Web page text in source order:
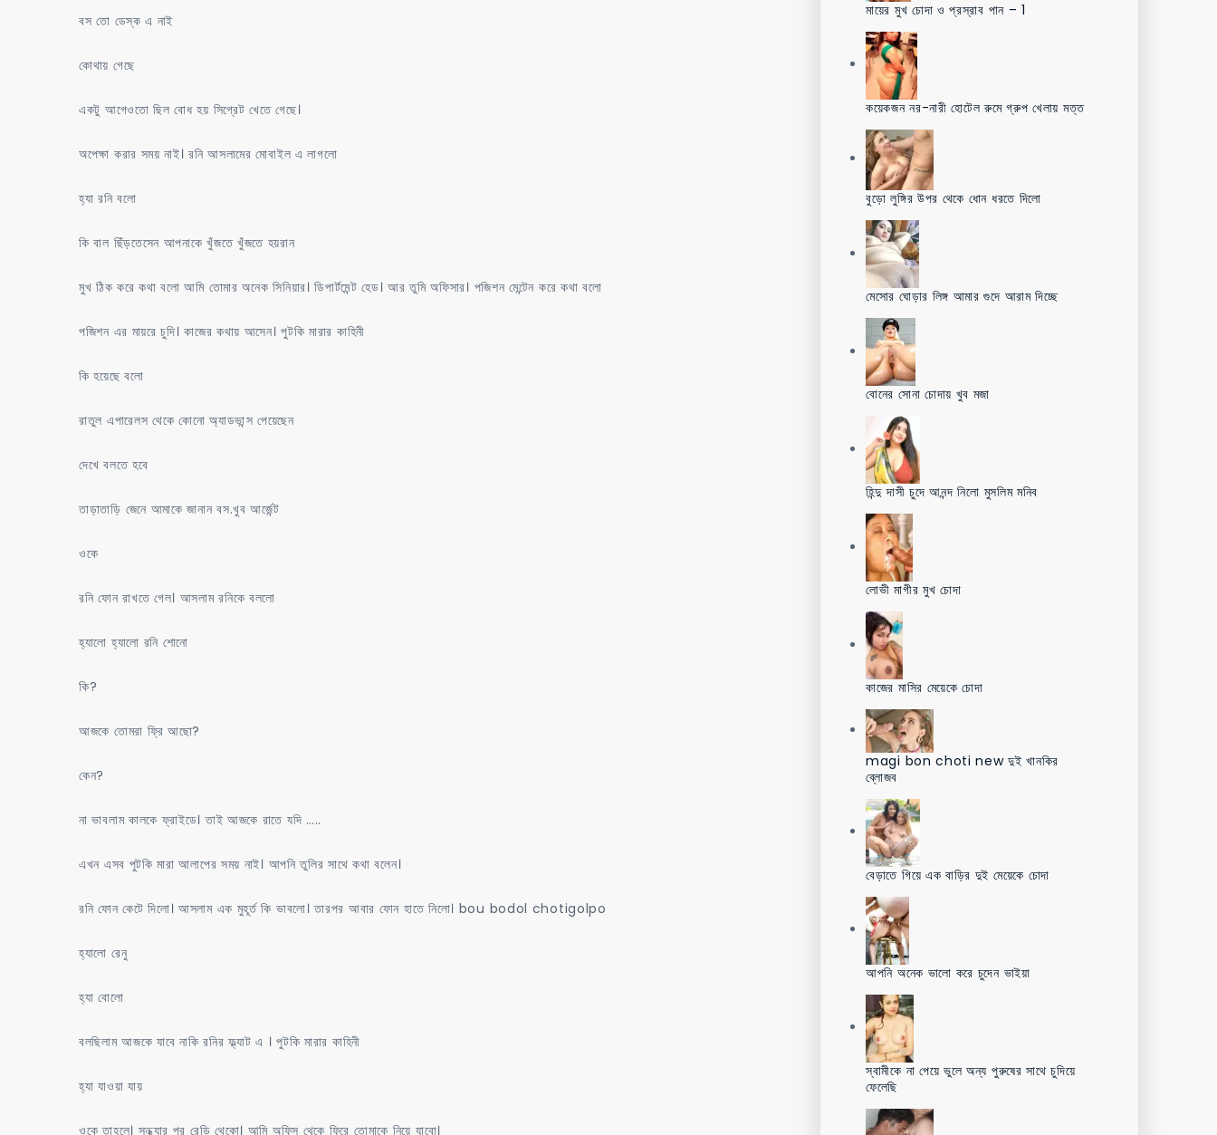
বস তো ডেস্ক এ নাই
কোথায় গেছে
একটু আগেওতো ছিল বোধ হয় সিগ্রেট খেতে গেছে।
অপেক্ষা করার সময় নাই। রনি আসলামের মোবাইল এ লাগলো
হ্যা রনি বলো
কি বাল ছিঁড়তেসেন আপনাকে খুঁজতে খুঁজতে হয়রান
মুখ ঠিক করে কথা বলো আমি তোমার অনেক সিনিয়ার। ডিপার্টমেন্ট হেড। আর তুমি অফিসার। পজিশন মেন্টেন করে কথা বলো
পজিশন এর মায়রে চুদি। কাজের কথায় আসেন। পুটকি মারার কাহিনী
কি হয়েছে বলো
রাতুল এপারেলস থেকে কোনো অ্যাডভান্স পেয়েছেন
দেখে বলতে হবে
তাড়াতাড়ি জেনে আমাকে জানান বস.খুব আর্জেন্ট
ওকে
রনি ফোন রাখতে গেল। আসলাম রনিকে বললো
হ্যালো হ্যালো রনি শোনো
কি?
আজকে তোমরা ফ্রি আছো?
কেন?
না ভাবলাম কালকে ফ্রাইডে। তাই আজকে রাতে যদি …..
এখন এসব পুটকি মারা আলাপের সময় নাই। আপনি তুলির সাথে কথা বলেন।
রনি ফোন কেটে দিলো। আসলাম এক মুহূর্ত কি ভাবলো। তারপর আবার ফোন হাতে নিলো। bou bodol chotigolpo
হ্যালো রেনু
হ্যা বোলো
বলছিলাম আজকে যাবে নাকি রনির ফ্ল্যাট এ । পুটকি মারার কাহিনী
হ্যা যাওয়া যায়
ওকে তাহলে। সন্ধ্যার পর রেডি থেকো। আমি অফিস থেকে ফিরে তোমাকে নিয়ে যাবো।
মায়ের মুখ চোদা ও প্রস্রাব পান – 1
কয়েকজন নর-নারী হোটেল রুমে গ্রুপ খেলায় মত্ত
বুড়ো লুঙ্গির উপর থেকে ধোন ধরতে দিলো
মেসোর ঘোড়ার লিঙ্গ আমার গুদে আরাম দিচ্ছে
বোনের সোনা চোদায় খুব মজা
হিন্দু দাসী চুদে আনন্দ নিলো মুসলিম মনিব
লোভী মাগীর মুখ চোদা
কাজের মাসির মেয়েকে চোদা
magi bon choti new দুই খানকির
ব্লোজব
বেড়াতে গিয়ে এক বাড়ির দুই মেয়েকে চোদা
আপনি অনেক ভালো করে চুদেন ভাইয়া
স্বামীকে না পেয়ে ভুলে অন্য পুরুষের সাথে চুদিয়ে
ফেলেছি